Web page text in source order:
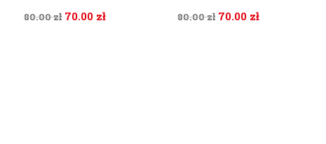
80.00zł 70.00 zł 80.00zł 70.00 zł